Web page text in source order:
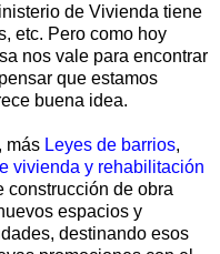
de Vivienda tiene
etc. Pero como hoy
nos vale para encontrar
que estamos
buena idea.
, más Leyes de barrios,
vivienda y rehabilitación
construcción de obra
espacios y
destinando esos